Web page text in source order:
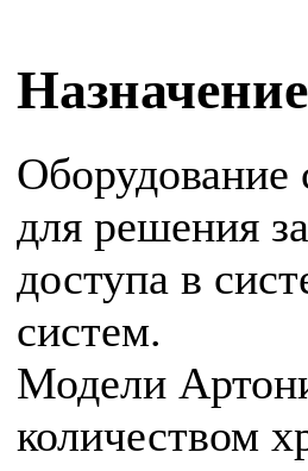
Оборудование
для решения
доступа в
систем.
Модели
количеством